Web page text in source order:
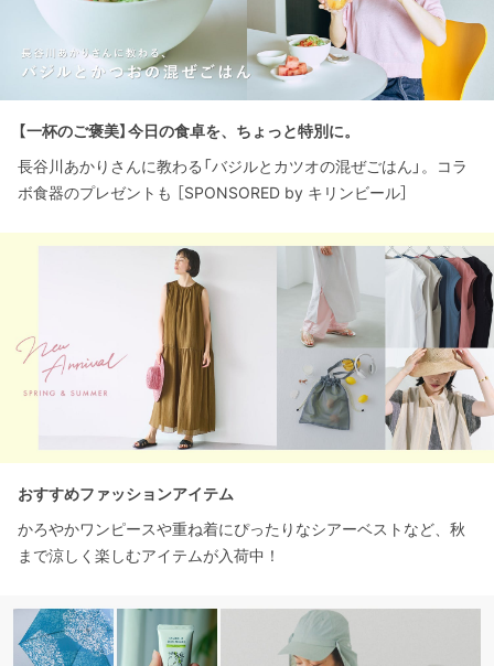
【一杯のご褒美】今日の食卓を、ちょっと特別に。
長谷川あかりさんに教わる「バジルとカツオの混ぜごはん」。コラ
ボ食器のプレゼントも ［SPONSORED by キリンビール］
おすすめファッションアイテム
かろやかワンピースや重ね着にぴったりなシアーベストなど、秋
まで涼しく楽しむアイテムが入荷中！